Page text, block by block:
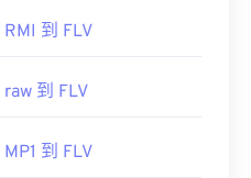
realmediaHD
？
(Animation-
RMI 到 FLV
raw 到 FLV
MP1 到 FLV